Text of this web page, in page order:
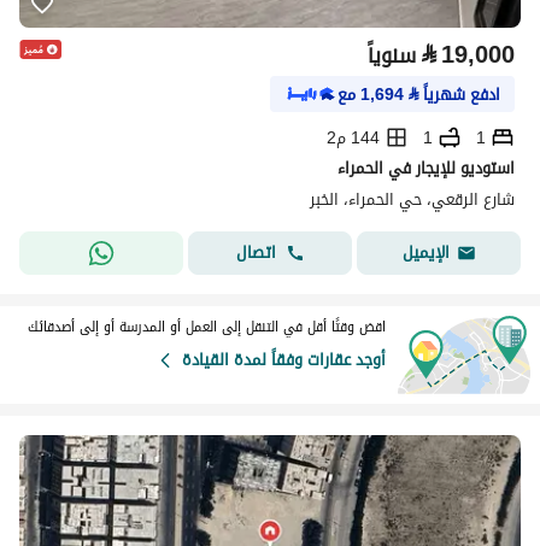
⃁19,000 سنوياً
ادفع شهرياً⃁
1,694مع
1
1
144 م2
استوديو للإيجار في الحمراء
شارع الرقعي، حي الحمراء، الخبر
الإيميل
اتصال
اقض وقتًا أقل في التنقل إلى العمل أو المدرسة أو إلى أصدقائك
أوجد عقارات وفقاً لمدة القيادة